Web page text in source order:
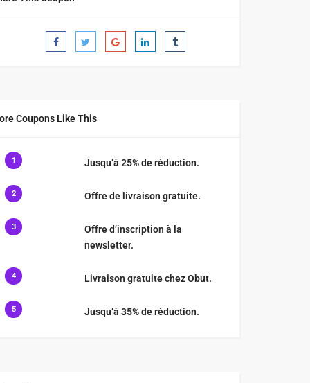
Coupons Like This
1 Jusqu’à 25% de réduction.
2 Offre de livraison gratuite.
3
Offre d’inscription à la
newsletter.
4 Livraison gratuite chez Obut.
5 Jusqu’à 35% de réduction.